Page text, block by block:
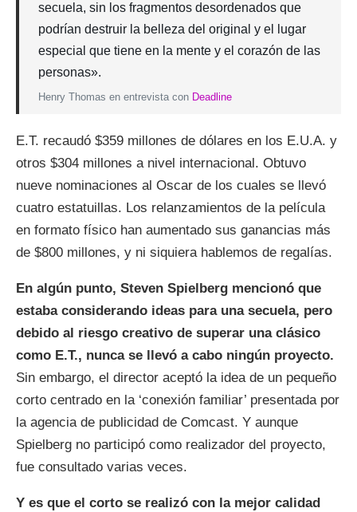
secuela, sin los fragmentos desordenados que
podrían destruir la belleza del original y el lugar
especial que tiene en la mente y el corazón de las
personas».
Henry Thomas en entrevista con Deadline
E.T. recaudó $359 millones de dólares en los E.U.A. y
otros $304 millones a nivel internacional. Obtuvo
nueve nominaciones al Oscar de los cuales se llevó
cuatro estatuillas. Los relanzamientos de la película
en formato físico han aumentado sus ganancias más
de $800 millones, y ni siquiera hablemos de regalías.
En algún punto, Steven Spielberg mencionó que
estaba considerando ideas para una secuela, pero
debido al riesgo creativo de superar una clásico
como E.T., nunca se llevó a cabo ningún proyecto.
Sin embargo, el director aceptó la idea de un pequeño
corto centrado en la ‘conexión familiar’ presentada por
la agencia de publicidad de Comcast. Y aunque
Spielberg no participó como realizador del proyecto,
fue consultado varias veces.
Y es que el corto se realizó con la mejor calidad